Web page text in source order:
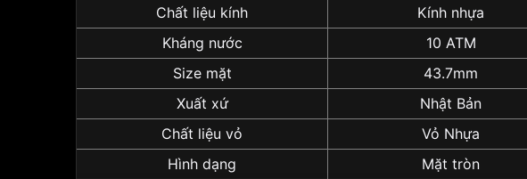
Chất liệu kính
Kính nhựa
Kháng nước
10 ATM
Size mặt
43.7mm
Xuất xứ
Nhật Bản
Chất liệu vỏ
Vỏ Nhựa
Hình dạng
Mặt tròn